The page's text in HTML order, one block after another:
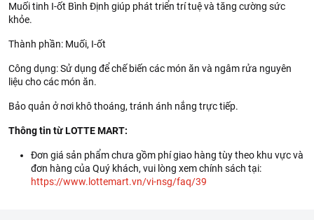
Muối tinh I-ốt Bình Định giúp phát triển trí tuệ và tăng cường sức
khỏe.
Thành phần: Muối, I-ốt
Công dụng: Sử dụng để chế biến các món ăn và ngâm rửa nguyên
liệu cho các món ăn.
Bảo quản ở nơi khô thoáng, tránh ánh nắng trực tiếp.
Thông tin từ LOTTE MART:
Đơn giá sản phẩm chưa gồm phí giao hàng tùy theo khu vực và
đơn hàng của Quý khách, vui lòng xem chính sách tại:
https://www.lottemart.vn/vi-nsg/faq/39